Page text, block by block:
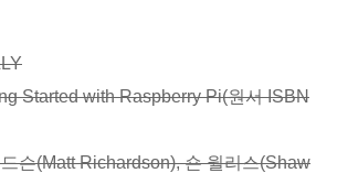
Started with Raspberry Pi(원서 ISBN
슨(Matt Richardson), 숀 월리스(Shaw